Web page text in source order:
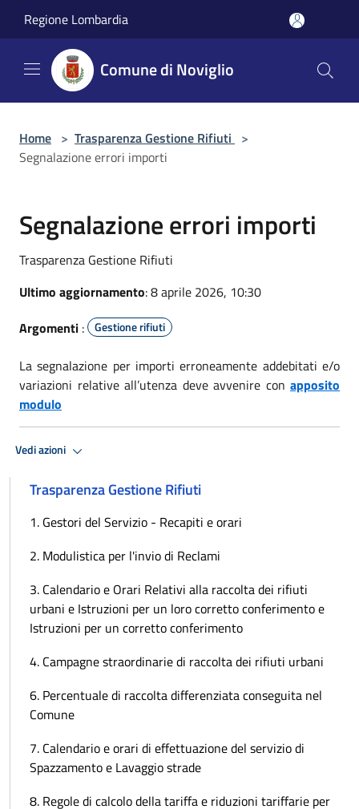
Regione Lombardia
Comune di Noviglio
Home > Trasparenza Gestione Rifiuti >
Segnalazione errori importi
Segnalazione errori importi
Trasparenza Gestione Rifiuti
Ultimo aggiornamento: 8 aprile 2026, 10:30
Argomenti : Gestione rifiuti
La segnalazione per importi erroneamente addebitati e/o
variazioni relative all’utenza deve avvenire con apposito
modulo
Vedi azioni
Trasparenza Gestione Rifiuti
1. Gestori del Servizio - Recapiti e orari
2. Modulistica per l'invio di Reclami
3. Calendario e Orari Relativi alla raccolta dei rifiuti
urbani e Istruzioni per un loro corretto conferimento e
Istruzioni per un corretto conferimento
4. Campagne straordinarie di raccolta dei rifiuti urbani
6. Percentuale di raccolta differenziata conseguita nel
Comune
7. Calendario e orari di effettuazione del servizio di
Spazzamento e Lavaggio strade
8. Regole di calcolo della tariffa e riduzioni tariffarie per